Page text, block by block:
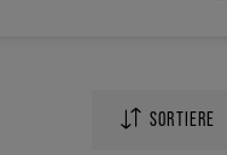
SORTIERE